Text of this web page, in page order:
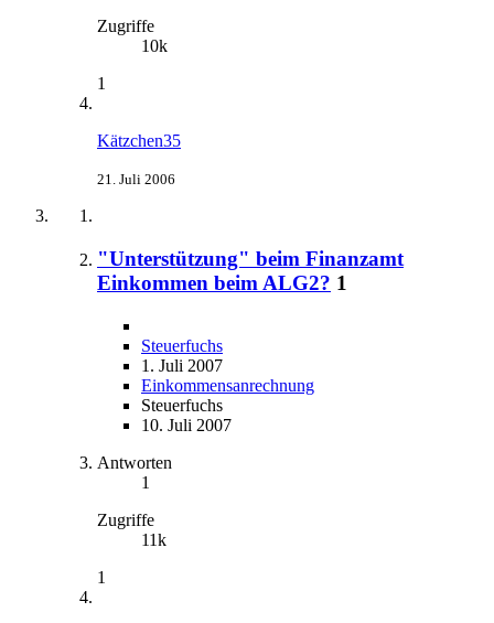
Zugriffe
10k
1
Kätzchen35
21. Juli 2006
"Unterstützung" beim Finanzamt
Einkommen beim ALG2? 1
Steuerfuchs
1. Juli 2007
Einkommensanrechnung
Steuerfuchs
10. Juli 2007
Antworten
1
Zugriffe
11k
1